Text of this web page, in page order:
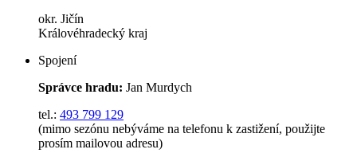
okr. Jičín
Královéhradecký kraj
Spojení
Správce hradu: Jan Murdych
tel.: 493 799 129
(mimo sezónu nebýváme na telefonu k zastižení, použijte
prosím mailovou adresu)